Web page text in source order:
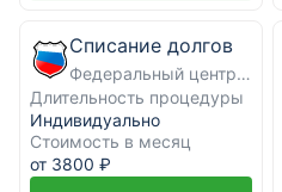
Списание долгов
Федеральный центр банкротства граждан
Длительность процедуры
Индивидуально
Стоимость в месяц
от 3800 ₽